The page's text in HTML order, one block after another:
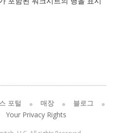
포털 매장
블로그
Your Privacy Rights